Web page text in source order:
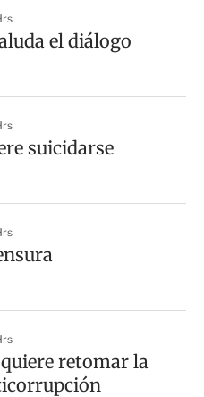
el diálogo
suicidarse
retomar la